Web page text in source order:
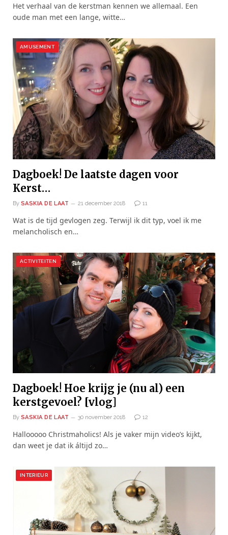
Het verhaal van de kerstman kennen we allemaal. Een
oude man met een lange, witte…
AMUSEMENT
Dagboek! De laatste dagen voor
Kerst…
By SASKIA DE LAAT 21 december 2018 11
Wat is de tijd gevlogen zeg. Terwijl ik dit typ, voel ik me
melancholisch en…
ACTIVITEITEN
Dagboek! Hoe krijg je (nu al) een
kerstgevoel? [vlog]
By SASKIA DE LAAT 30 november 2018 12
Hallooooo Christmaholics! Als je vaker mijn video’s kijkt,
dan weet je dat ik áltijd zo…
INTERIEUR